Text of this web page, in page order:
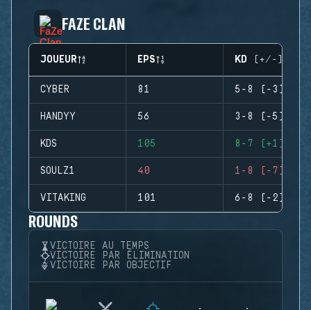
FAZE CLAN
JOUEUR EPS KD (+/-)
CYBER 81 5-8 (-3)
HANDYY 56 3-8 (-5)
KDS 105 8-7 (+1)
SOULZ1 40 1-8 (-7)
VITAKING 101 6-8 (-2)
ROUNDS
VICTOIRE AU TEMPS
VICTOIRE PAR ÉLIMINATION
VICTOIRE PAR OBJECTIF